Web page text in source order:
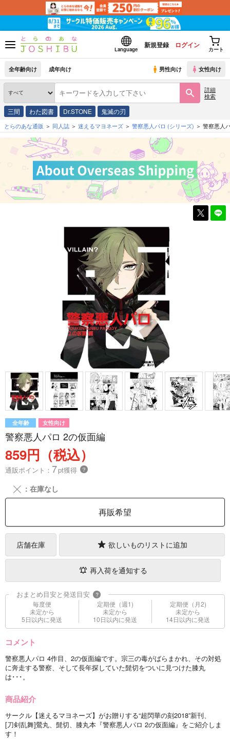
Language
新規登録 ログイン
カート
全年齢向け 成年向け 男性向け 女性向け
詳細
検索
三間 わた図書 Dr.STONE 鬼滅の刃
とらのあな通販 同人誌 迷えるマヨネーズ 警察悪人パロ (シリーズ) 警察悪人
全年齢 女性向け
警察悪人パロ 2の仮面編
859円（税込）
通販ポイント： 7pt獲得 ？
╳ ：在庫なし
再販希望
店舗在庫 欲しいものリストに追加
再入荷を通知する
おまとめ目安と発送目安 ?
毎度便
未定から
5日以内に発送
定期便（週1)
未定から
10日以内に発送
定期便（月2)
未定から
14日以内に発送
コメント
警察悪人パロ 4作目、2の仮面編です。宗三の毒がばらまかれ、その対処
に奔走する警察、そして長年探していた髭切をついに見つけた膝丸
は･･･。
商品紹介
サークル【迷えるマヨネーズ】がお贈りする“超閃華の刻2018”新刊、
[刀剣乱舞]鶯丸、髭切、膝丸本『警察悪人パロ 2の仮面編』をご紹介しま
す！